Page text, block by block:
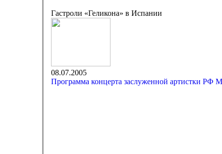
Гастроли «Геликона» в Испании
08.07.2005
Программа концерта заслуженной артистки РФ